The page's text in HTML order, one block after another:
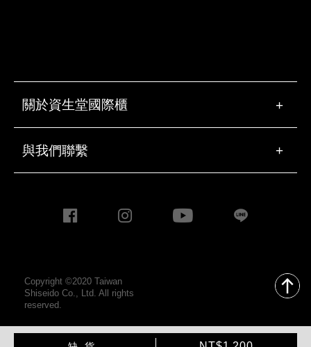
關於資生堂國際櫃 +
與我們聯繫 +
Copyright ©2020 Taiwan
Shiseido Co., Ltd. All rights
reserved.